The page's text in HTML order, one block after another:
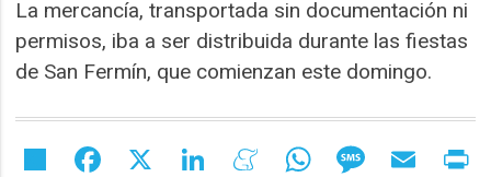
La mercancía, transportada sin documentación ni
permisos, iba a ser distribuida durante las fiestas
de San Fermín, que comienzan este domingo.
Share Facebook LinkedIn MeneameWhatsAppMessageEmail